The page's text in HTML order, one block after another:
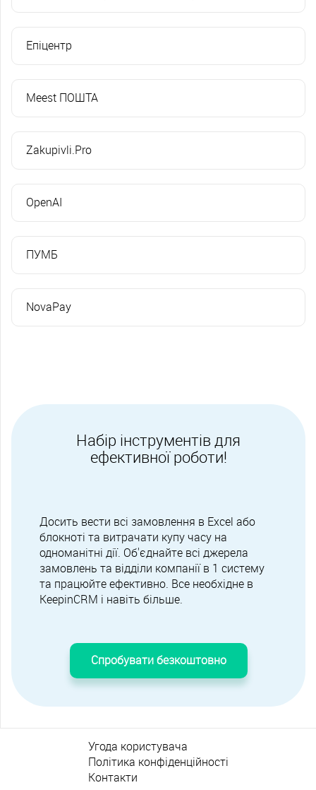
Епіцентр
Meest ПОШТА
Zakupivli.Pro
OpenAI
ПУМБ
NovaPay
Набір інструментів для
ефективної роботи!
Досить вести всі замовлення в Excel або
блокноті та витрачати купу часу на
одноманітні дії. Об'єднайте всі джерела
замовлень та відділи компанії в 1 систему
та працюйте ефективно. Все необхідне в
KeepinCRM і навіть більше.
Спробувати безкоштовно
Угода користувача
Політика конфіденційності
Контакти